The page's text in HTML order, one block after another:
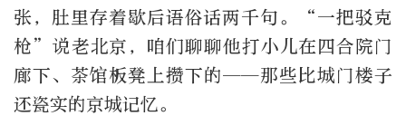
张，肚里存着歇后语俗话两千句。“一把驳克
枪”说老北京，咱们聊聊他打小儿在四合院门
廊下、茶馆板凳上攒下的——那些比城门楼子
还瓷实的京城记忆。